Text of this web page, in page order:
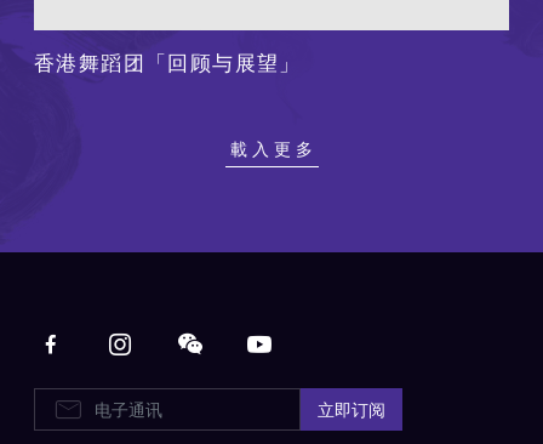
香港舞蹈团「回顾与展望」
載入更多
Main navigation
电子通讯 立即订阅